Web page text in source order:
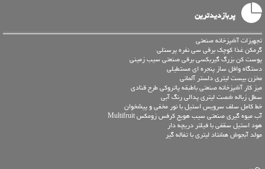
پربازدیدترین
تجهیزات آشپزخانه صنعتی
گرمکن غذا کوچک برقی سی نفره پرسنلی
پوست کن بزرگ گیربکسی برقی صنعتی سیب زمینی
دستگاه وافل ساز پنجره ای مستطیلی
مخزن بیست لیتری دلستر آلمانی
میز کار آشپزخانه صنعتی باطبقه پاتروکی طرح قنادی
سطل زباله شصت لیتری پدالی رنگ آبی
خط کامل سلف سرویس استیل با نور مخفی و پیشخوان
آب میوه گیری صنعتی سیب هویج کرفس زومکس Multifruit
هود استیل سقفی با فیلتر دریچه دار
مولد آبجوش هشتاد لیتری با تفاله گیر